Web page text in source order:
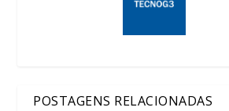
POSTAGENS RELACIONADAS